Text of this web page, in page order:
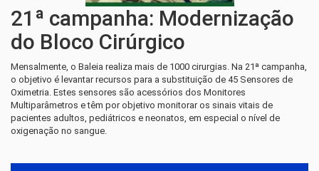
21ª campanha: Modernização
do Bloco Cirúrgico
Mensalmente, o Baleia realiza mais de 1000 cirurgias. Na 21ª campanha,
o objetivo é levantar recursos para a substituição de 45 Sensores de
Oximetria. Estes sensores são acessórios dos Monitores
Multiparâmetros e têm por objetivo monitorar os sinais vitais de
pacientes adultos, pediátricos e neonatos, em especial o nível de
oxigenação no sangue.